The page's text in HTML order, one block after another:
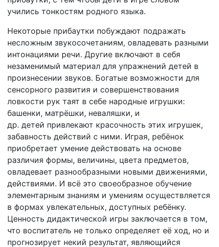
учились тонкостям родного языка.
Некоторые прибаутки побуждают подражать
несложным звукосочетаниям, овладевать разными
интонациями речи. Другие включают в себя
незаменимый материал для упражнений детей в
произнесении звуков. Богатые возможности для
сенсорного развития и совершенствования
ловкости рук таят в себе народные игрушки:
башенки, матрёшки, неваляшки, и
др. детей привлекают красочность этих игрушек,
забавность действий с ними. Играя, ребёнок
приобретает умение действовать на основе
различия формы, величины, цвета предметов,
овладевает разнообразными новыми движениями,
действиями. И всё это своеобразное обучение
элементарным знаниям и умениям осуществляется
в формах увлекательных, доступных ребёнку.
Ценность дидактической игры заключается в том,
что воспитатель не только определяет её ход, но и
прогнозирует некий результат, являющийся